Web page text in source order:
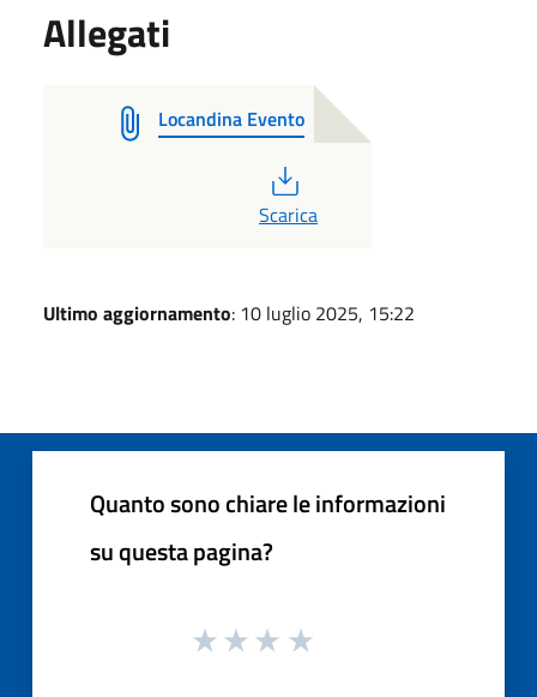
Allegati
Locandina Evento
Scarica
Ultimo aggiornamento: 10 luglio 2025, 15:22
Quanto sono chiare le informazioni
su questa pagina?